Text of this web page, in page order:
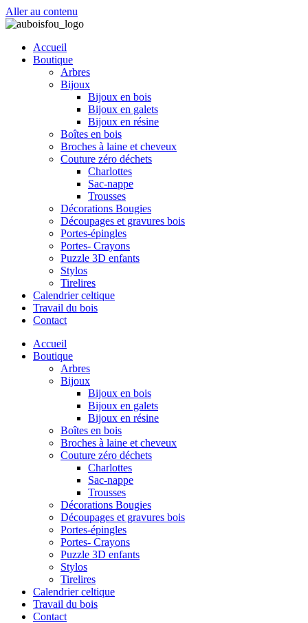
Aller au contenu
Accueil
Boutique
Arbres
Bijoux
Bijoux en bois
Bijoux en galets
Bijoux en résine
Boîtes en bois
Broches à laine et cheveux
Couture zéro déchets
Charlottes
Sac-nappe
Trousses
Décorations Bougies
Découpages et gravures bois
Portes-épingles
Portes- Crayons
Puzzle 3D enfants
Stylos
Tirelires
Calendrier celtique
Travail du bois
Contact
Accueil
Boutique
Arbres
Bijoux
Bijoux en bois
Bijoux en galets
Bijoux en résine
Boîtes en bois
Broches à laine et cheveux
Couture zéro déchets
Charlottes
Sac-nappe
Trousses
Décorations Bougies
Découpages et gravures bois
Portes-épingles
Portes- Crayons
Puzzle 3D enfants
Stylos
Tirelires
Calendrier celtique
Travail du bois
Contact